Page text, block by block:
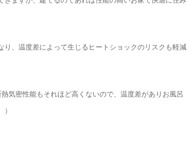
、温度差によって生じるヒートショックのリスクも軽減
気密性能もそれほど高くないので、温度差がありお風呂